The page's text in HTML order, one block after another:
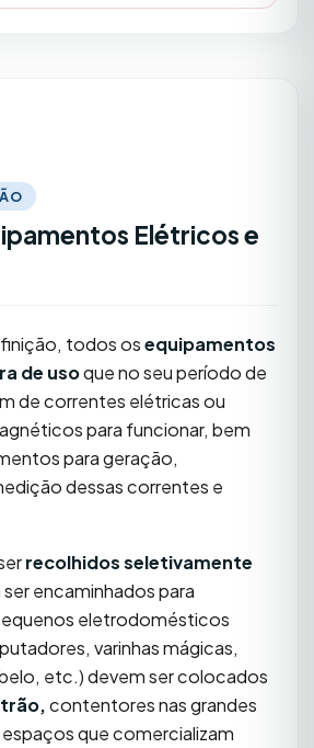
Elétricos e
todos osequipamentos
de usoque no seu período de
de correntes elétricas ou
para funcionar, bem
para geração,
dessas correntes e
recolhidos seletivamente
encaminhados para
eletrodomésticos
varinhas mágicas,
etc.) devem ser colocados
contentores nas grandes
que comercializam